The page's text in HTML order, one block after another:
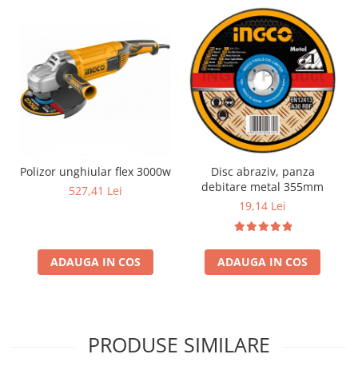
Polizor unghiular flex 3000w
527,41 Lei
ADAUGA IN COS
Disc abraziv, panza
debitare metal 355mm
19,14 Lei
ADAUGA IN COS
PRODUSE SIMILARE